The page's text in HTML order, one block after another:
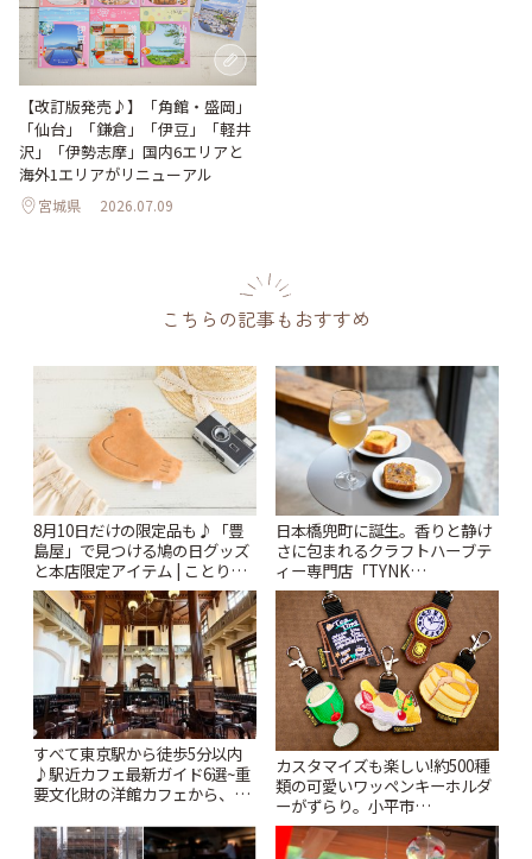
【改訂版発売♪】「角館・盛岡」
「仙台」「鎌倉」「伊豆」「軽井
沢」「伊勢志摩」国内6エリアと
海外1エリアがリニューアル
宮城県 2026.07.09
こちらの記事もおすすめ
8月10日だけの限定品も♪「豊
島屋」で見つける鳩の日グッズ
と本店限定アイテム | ことりっ
ぷ
日本橋兜町に誕生。香りと静け
さに包まれるクラフトハーブテ
ィー専門店「TYNK
Kabutocho」 | ことりっぷ
すべて東京駅から徒歩5分以内
♪駅近カフェ最新ガイド6選~重
要文化財の洋館カフェから、改
りっぷ
カスタマイズも楽しい!約500種
類の可愛いワッペンキーホルダ
ーがずらり。小平市
「Kimamaya T&K」 | ことりっ
ぷ